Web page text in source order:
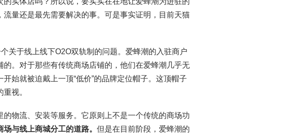
量还是最先需要解决的事。可是事实证明，目前天猫
关于线上线下O2O双轨制的问题。爱蜂潮的入驻商户
。对于那些有传统商场店铺的，他们在爱蜂潮几乎无
始就被迫戴上一顶“低价”的品牌定位帽子。这顶帽子
视。
物流、安装等服务。它原则上不是一个传统的商场功
与线上商城分工的道路。 但是在目前阶段，爱蜂潮的